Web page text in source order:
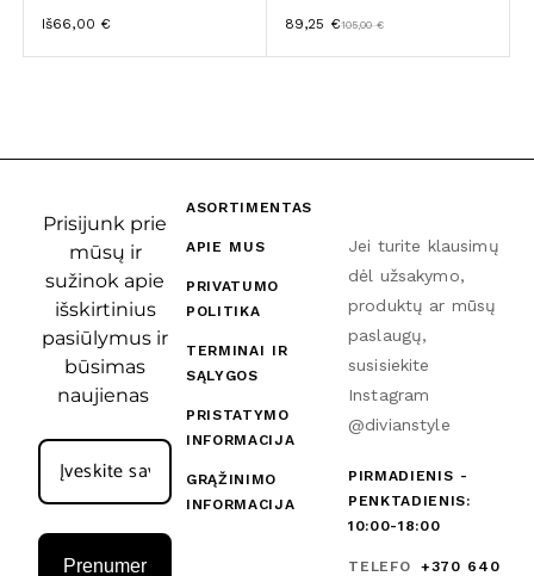
Iš66,00 € 105,00€
89,25 €
Prisijunk prie
mūsų ir
sužinok apie
išskirtinius
pasiūlymus ir
būsimas
naujienas
Prenumer
ASORTIMENTAS
APIE MUS
PRIVATUMO
POLITIKA
TERMINAI IR
SĄLYGOS
PRISTATYMO
INFORMACIJA
GRĄŽINIMO
INFORMACIJA
Jei turite klausimų
dėl užsakymo,
produktų ar mūsų
paslaugų,
susisiekite
Instagram
@divianstyle
PIRMADIENIS -
PENKTADIENIS:
10:00-18:00
TELEFO +370 640